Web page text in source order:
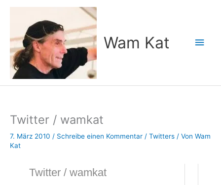
Wam Kat
Twitter / wamkat
7. März 2010 / Schreibe einen Kommentar / Twitters / Von Wam
Kat
Twitter / wamkat